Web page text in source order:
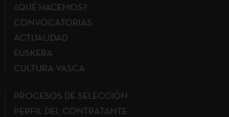
¿QUÉ HACEMOS?
CONVOCATORIAS
ACTUALIDAD
EUSKERA
CULTURA VASCA
PROCESOS DE SELECCIÓN
PERFIL DEL CONTRATANTE